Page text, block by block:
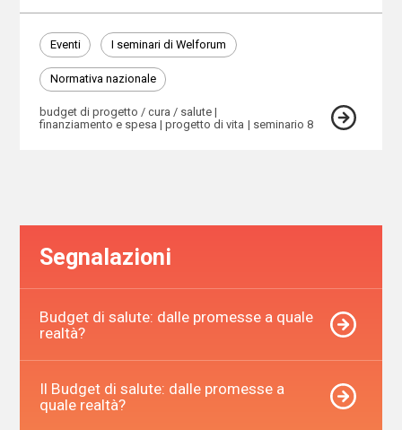
Eventi I seminari di Welforum
Normativa nazionale
budget di progetto / cura / salute
finanziamento e spesa
progetto di vita seminario 8
Segnalazioni
Budget di salute: dalle promesse a quale
realtà?
Il Budget di salute: dalle promesse a
quale realtà?